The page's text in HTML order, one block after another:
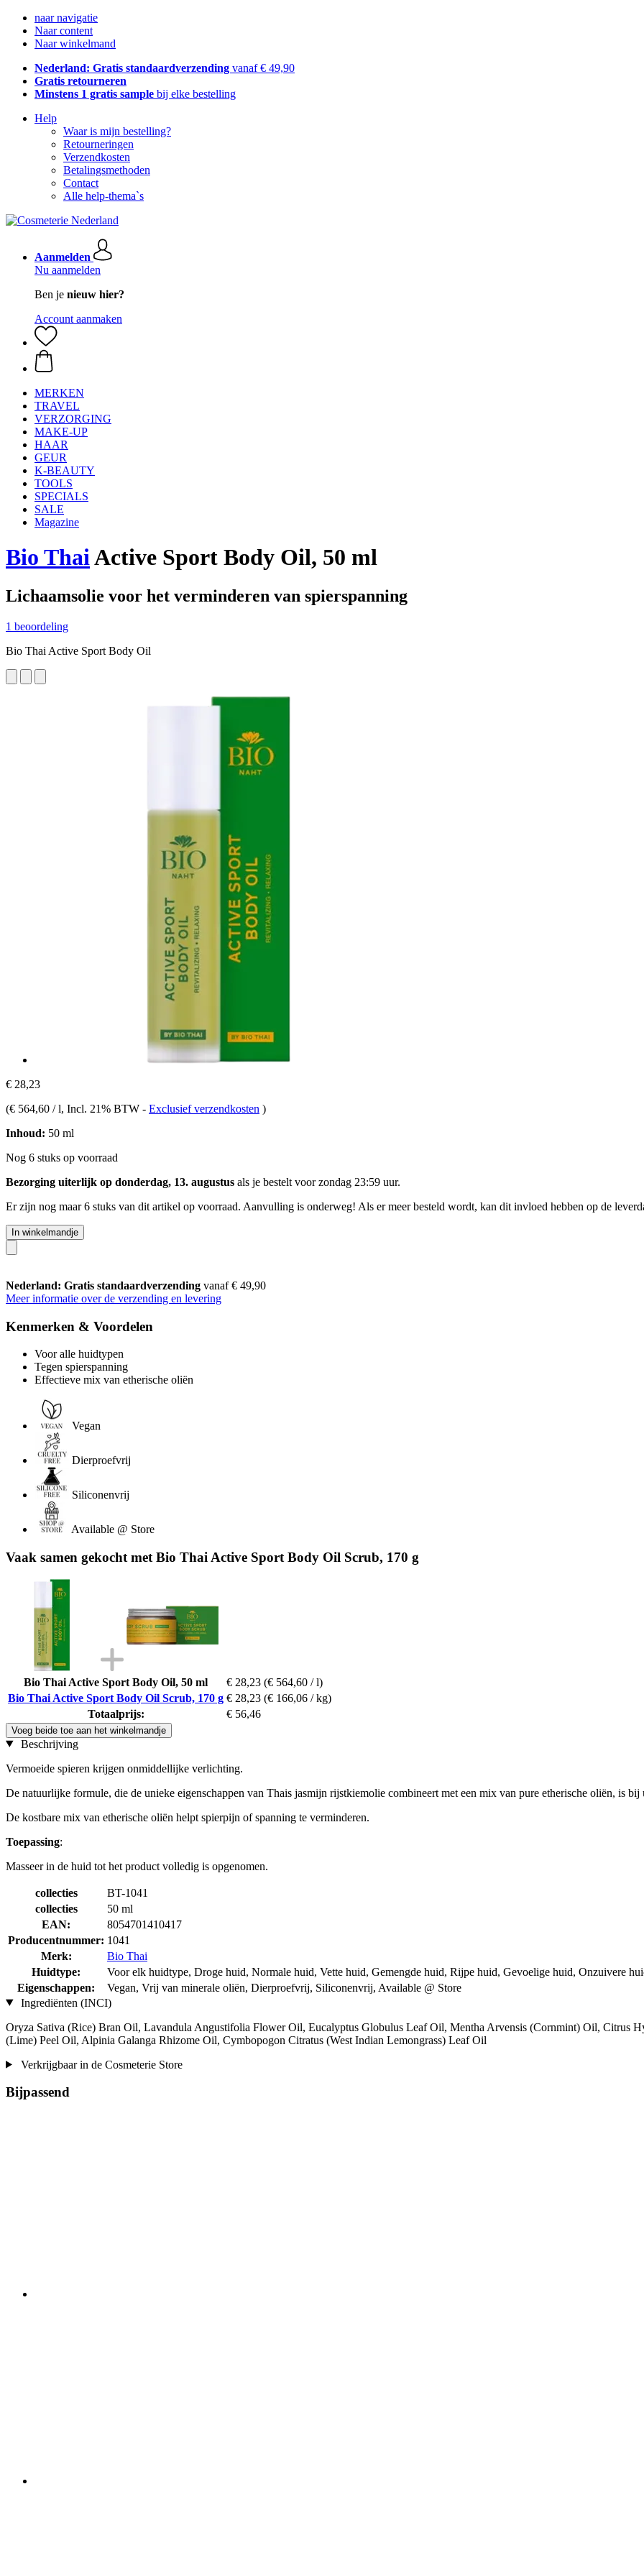
naar navigatie
Naar content
Naar winkelmand
Nederland: Gratis standaardverzending vanaf € 49,90
Gratis retourneren
Minstens 1 gratis sample bij elke bestelling
Help
Waar is mijn bestelling?
Retourneringen
Verzendkosten
Betalingsmethoden
Contact
Alle help-thema`s
Aanmelden
Nu aanmelden
Ben je nieuw hier?
Account aanmaken
MERKEN
TRAVEL
VERZORGING
MAKE-UP
HAAR
GEUR
K-BEAUTY
TOOLS
SPECIALS
SALE
Magazine
Bio ThaiActive Sport Body Oil, 50 ml
Lichaamsolie voor het verminderen van spierspanning
1 beoordeling
Bio Thai Active Sport Body Oil
€ 28,23
(€ 564,60 / l, Incl. 21% BTW - Exclusief verzendkosten )
Inhoud: 50 ml
Nog 6 stuks op voorraad
Bezorging uiterlijk op donderdag, 13. augustus als je bestelt voorzondag 23:59 uur.
Er zijn nog maar 6 stuks van dit artikel op voorraad. Aanvulling is onderweg! Als er meer besteld wordt, kan dit invloed hebben op de
In winkelmandje
Nederland: Gratis standaardverzending vanaf € 49,90
Meer informatie over de verzending en levering
Kenmerken & Voordelen
Voor alle huidtypen
Tegen spierspanning
Effectieve mix van etherische oliën
Vegan
Dierproefvrij
Siliconenvrij
Available @ Store
Vaak samen gekocht met Bio Thai Active Sport Body Oil Scrub, 170 g
Bio Thai Active Sport Body Oil, 50 ml € 28,23 (€ 564,60 / l)
Bio Thai Active Sport Body Oil Scrub, 170 g € 28,23 (€ 166,06 / kg)
Totaalprijs:
€ 56,46
Voeg beide toe aan het winkelmandje
Beschrijving
Vermoeide spieren krijgen onmiddellijke verlichting.
De natuurlijke formule, die de unieke eigenschappen van Thais jasmijn rijstkiemolie combineert met een mix van pure etherische oliën, is
De kostbare mix van etherische oliën helpt spierpijn of spanning te verminderen.
Toepassing:
Masseer in de huid tot het product volledig is opgenomen.
collecties
BT-1041
collecties
50 ml
EAN:
8054701410417
Producentnummer: 1041
Merk:
Bio Thai
Huidtype:
Voor elk huidtype, Droge huid, Normale huid, Vette huid, Gemengde huid, Rijpe huid, Gevoelige huid, Onzuivere
Eigenschappen:
Vegan, Vrij van minerale oliën, Dierproefvrij, Siliconenvrij, Available @ Store
Ingrediënten (INCI)
Oryza Sativa (Rice) Bran Oil, Lavandula Angustifolia Flower Oil, Eucalyptus Globulus Leaf Oil, Mentha Arvensis (Cornmint) Oil, Citrus
(Lime) Peel Oil, Alpinia Galanga Rhizome Oil, Cymbopogon Citratus (West Indian Lemongrass) Leaf Oil
Verkrijgbaar in de Cosmeterie Store
Bijpassend